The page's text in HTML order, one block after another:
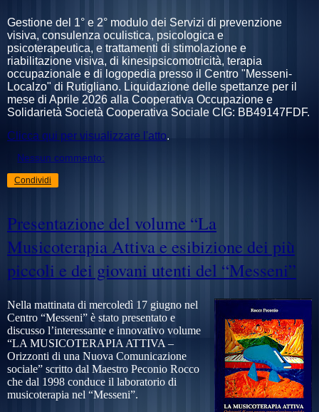
Gestione del 1° e 2° modulo dei Servizi di prevenzione
visiva, consulenza oculistica, psicologica e
psicoterapeutica, e trattamenti di stimolazione e
riabilitazione visiva, di kinesipsicomotricità, terapia
occupazionale e di logopedia presso il Centro "Messeni-
Localzo" di Rutigliano. Liquidazione delle spettanze per il
mese di Aprile 2026 alla Cooperativa Occupazione e
Solidarietà Società Cooperativa Sociale CIG: BB49147FDF.
Clicca qui per visualizzare l'atto.
Nessun commento:
Condividi
Presentazione del volume “La
Musicoterapia Attiva e esibizione dei più
piccoli e dei giovani utenti del “Messeni”
Nella mattinata di mercoledì 17 giugno nel
Centro “Messeni” è stato presentato e
discusso l’interessante e innovativo volume
“LA MUSICOTERAPIA ATTIVA –
Orizzonti di una Nuova Comunicazione
sociale” scritto dal Maestro Peconio Rocco
che dal 1998 conduce il laboratorio di
musicoterapia nel “Messeni”.